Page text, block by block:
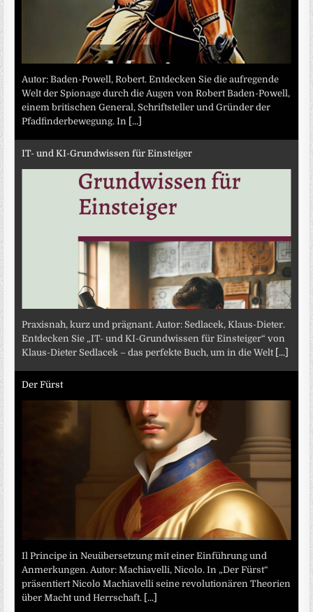
Autor: Baden-Powell, Robert. Entdecken Sie die aufregende
Welt der Spionage durch die Augen von Robert Baden-Powell,
einem britischen General, Schriftsteller und Gründer der
Pfadfinderbewegung. In [...]
IT- und KI-Grundwissen für Einsteiger
Praxisnah, kurz und prägnant. Autor: Sedlacek, Klaus-Dieter.
Entdecken Sie „IT- und KI-Grundwissen für Einsteiger“ von
Klaus-Dieter Sedlacek – das perfekte Buch, um in die Welt [...]
Der Fürst
Il Principe in Neuübersetzung mit einer Einführung und
Anmerkungen. Autor: Machiavelli, Nicolo. In „Der Fürst“
präsentiert Nicolo Machiavelli seine revolutionären Theorien
über Macht und Herrschaft. [...]